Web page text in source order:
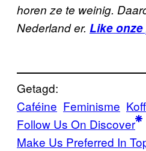
horen ze te weinig.
Nederland er. Like
Getagd:
Caféine Feminisme
Follow Us On Discover
Make Us Preferred In